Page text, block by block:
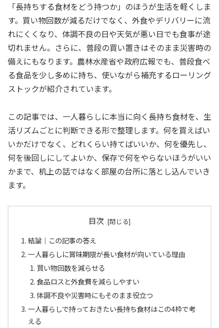
「長持ちする食材をどう持つか」のほうが生活を軽くしま
す。買い物回数が減るだけでなく、外食やデリバリーに流
れにくくなり、体調不良の日や天気が悪い日でも食事が途
切れません。さらに、普段の買い置きはそのまま災害時の
備えにもなります。農林水産省や政府広報でも、普段食べ
る食品を少し多めに持ち、使いながら補充するローリング
ストックが紹介されています。
この記事では、一人暮らしに本当に向く長持ち食材を、生
活リズムごとに判断できる形で整理します。何を買えばい
いかだけでなく、どれくらい持てばいいか、何を優先し、
何を後回しにしてよいか、保存で何をやらないほうがいい
かまで、机上の話ではなく部屋の台所に落とし込んでいき
ます。
目次
結論｜この記事の答え
一人暮らしに賞味期限が長い食材が向いている理由
買い物回数を減らせる
食品ロスと外食費を減らしやすい
体調不良や災害時にもそのまま役立つ
一人暮らしで持っておきたい長持ち食材はこの4枠で考
える